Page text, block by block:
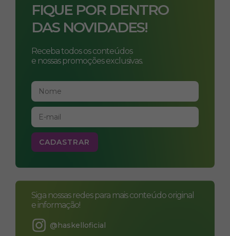
FIQUE POR DENTRO
DAS NOVIDADES!
Receba todos os conteúdos
e nossas promoções exclusivas.
Siga nossas redes para mais conteúdo original
e informação!
@haskelloficial